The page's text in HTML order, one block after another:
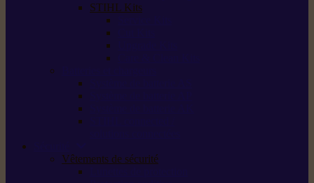
STIHL Kits
Vêtements de sécurité